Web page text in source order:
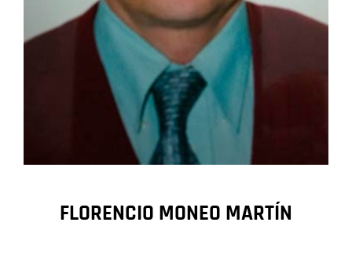
FLORENCIO MONEO MARTÍN